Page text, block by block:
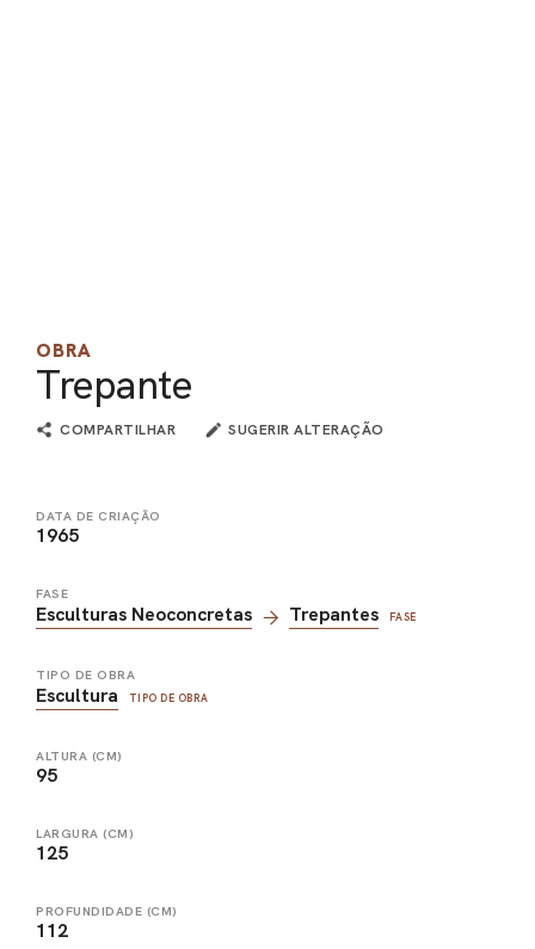
OBRA
Trepante
COMPARTILHAR SUGERIR ALTERAÇÃO
DATA DE CRIAÇÃO
1965
FASE
Esculturas Neoconcretas Trepantes FASE
TIPO DE OBRA
Escultura TIPO DE OBRA
ALTURA (CM)
95
LARGURA (CM)
125
PROFUNDIDADE (CM)
112